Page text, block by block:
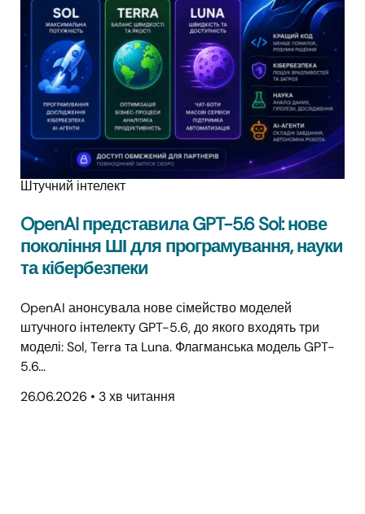
Штучний інтелект
OpenAI представила GPT-5.6 Sol: нове
покоління ШІ для програмування, науки
та кібербезпеки
OpenAI анонсувала нове сімейство моделей
штучного інтелекту GPT-5.6, до якого входять три
моделі: Sol, Terra та Luna. Флагманська модель GPT-
5.6…
26.06.2026 • 3 хв читання